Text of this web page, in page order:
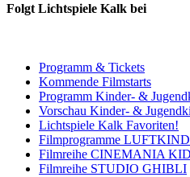
Folgt Lichtspiele Kalk bei
Programm & Tickets
Kommende Filmstarts
Programm Kinder- &
Vorschau Kinder- &
Lichtspiele Kalk Favoriten!
Filmprogramme
Filmreihe CINEMANIA
Filmreihe STUDIO GHIBLI